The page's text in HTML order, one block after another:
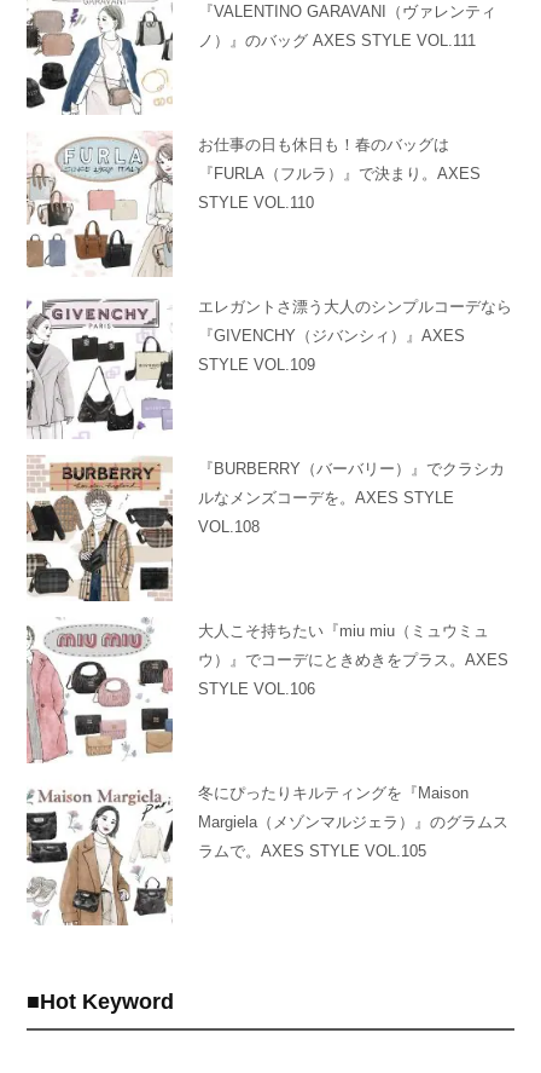
『VALENTINO GARAVANI（ヴァレンティ
ノ）』のバッグ AXES STYLE VOL.111
お仕事の日も休日も！春のバッグは
『FURLA（フルラ）』で決まり。AXES
STYLE VOL.110
エレガントさ漂う大人のシンプルコーデなら
『GIVENCHY（ジバンシィ）』AXES
STYLE VOL.109
『BURBERRY（バーバリー）』でクラシカ
ルなメンズコーデを。AXES STYLE
VOL.108
大人こそ持ちたい『miu miu（ミュウミュ
ウ）』でコーデにときめきをプラス。AXES
STYLE VOL.106
冬にぴったりキルティングを『Maison
Margiela（メゾンマルジェラ）』のグラムス
ラムで。AXES STYLE VOL.105
Hot Keyword